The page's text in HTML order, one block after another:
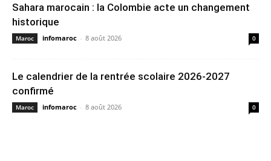
Sahara marocain : la Colombie acte un changement
historique
Maroc infomaroc - 8 août 2026 0
Le calendrier de la rentrée scolaire 2026-2027
confirmé
Maroc infomaroc - 8 août 2026 0